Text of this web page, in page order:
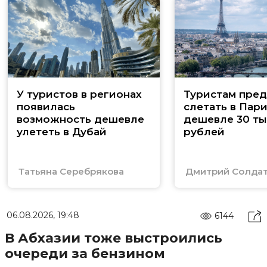
У туристов в регионах
появилась
возможность дешевле
улететь в Дубай
Татьяна Серебрякова
Туристам
слетать в
дешевле 30
рублей
Дмитрий
06.08.2026, 19:48 6144
В Абхазии тоже выстроились
очереди за бензином